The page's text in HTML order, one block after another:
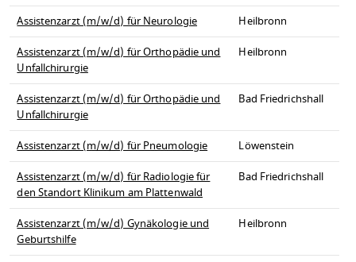
Assistenzarzt (m/w/d) für Neurologie
Heilbronn
Assistenzarzt (m/w/d) für Orthopädie und
Unfallchirurgie
Heilbronn
Assistenzarzt (m/w/d) für Orthopädie und
Unfallchirurgie
Bad Friedrichshall
Assistenzarzt (m/w/d) für Pneumologie
Löwenstein
Assistenzarzt (m/w/d) für Radiologie für
den Standort Klinikum am Plattenwald
Bad Friedrichshall
Assistenzarzt (m/w/d) Gynäkologie und
Geburtshilfe
Heilbronn